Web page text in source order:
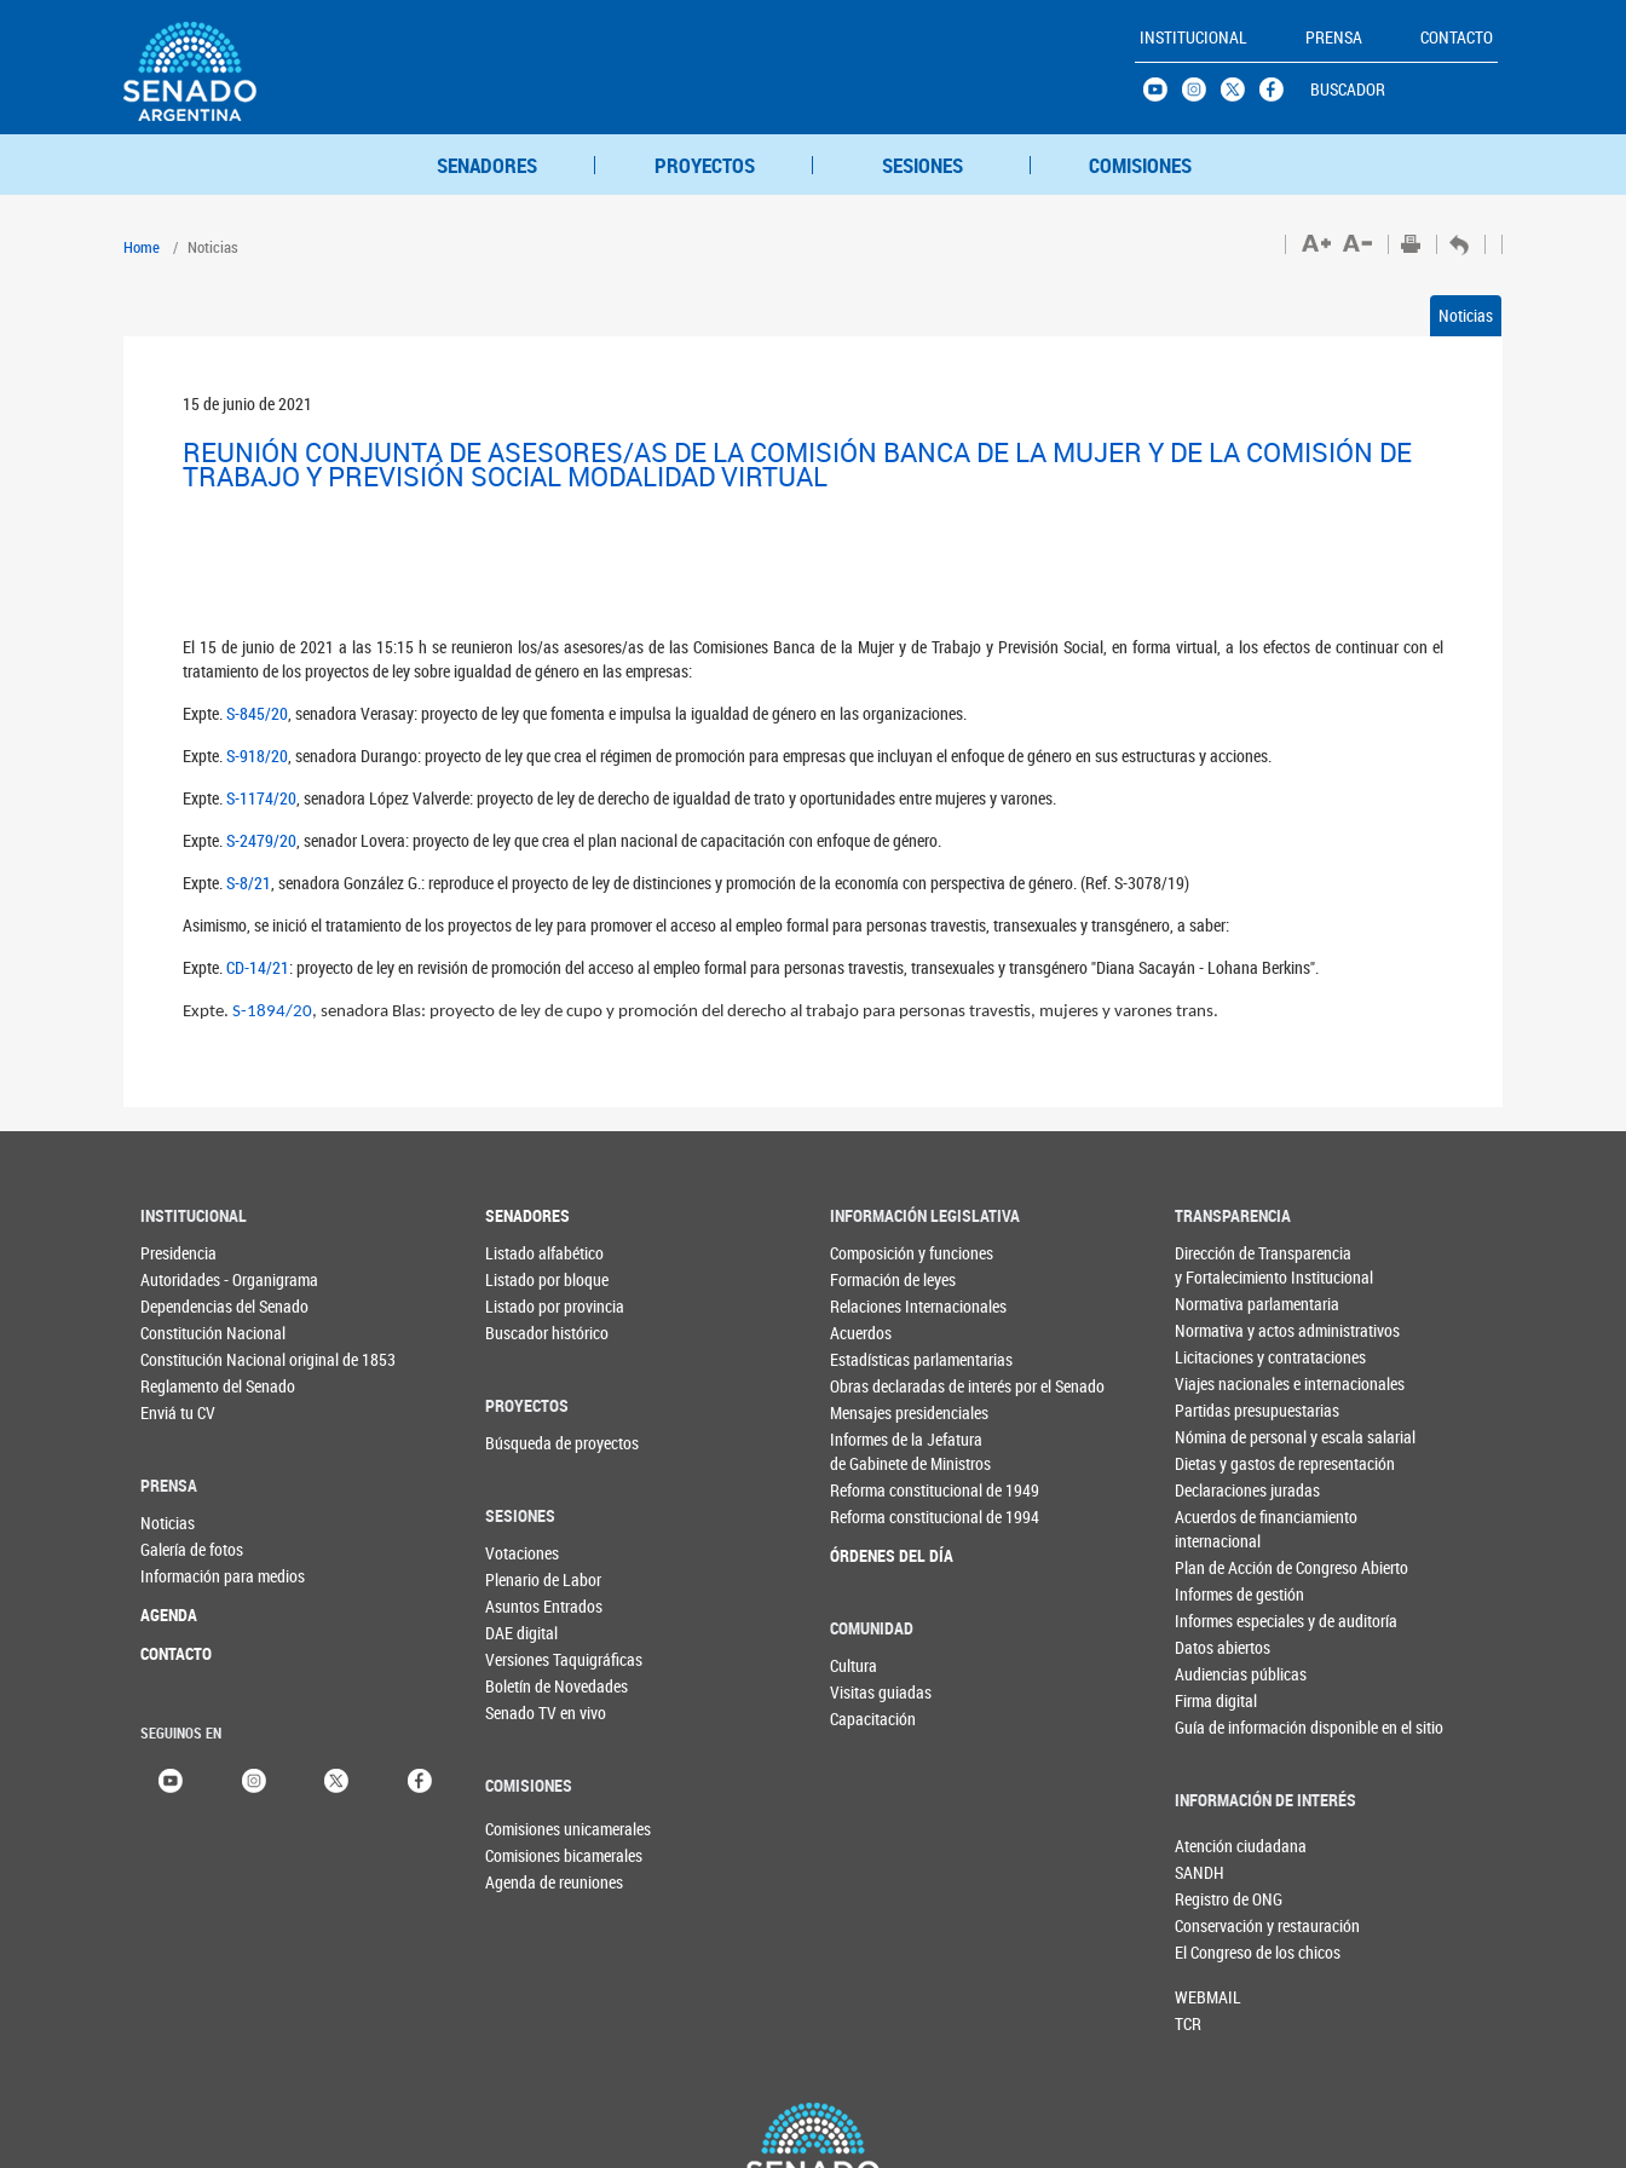
INSTITUCIONAL PRENSA CONTACTO
BUSCADOR
SENADORES PROYECTOS SESIONES COMISIONES
Home Noticias
Noticias
15 de junio de 2021
REUNIÓN CONJUNTA DE ASESORES/AS DE LA COMISIÓN BANCA DE LA MUJER Y DE LA COMISIÓN DE
TRABAJO Y PREVISIÓN SOCIAL MODALIDAD VIRTUAL
El 15 de junio de 2021 a las 15:15 h se reunieron los/as asesores/as de las Comisiones Banca de la Mujer y de Trabajo y Previsión Social, en forma virtual, a los efectos de continuar con el
tratamiento de los proyectos de ley sobre igualdad de género en las empresas:
Expte. S-845/20, senadora Verasay: proyecto de ley que fomenta e impulsa la igualdad de género en las organizaciones.
Expte. S-918/20, senadora Durango: proyecto de ley que crea el régimen de promoción para empresas que incluyan el enfoque de género en sus estructuras y acciones.
Expte. S-1174/20, senadora López Valverde: proyecto de ley de derecho de igualdad de trato y oportunidades entre mujeres y varones.
Expte. S-2479/20, senador Lovera: proyecto de ley que crea el plan nacional de capacitación con enfoque de género.
Expte. S-8/21 , senadora González G.: reproduce el proyecto de ley de distinciones y promoción de la economía con perspectiva de género. (Ref. S-3078/19)
Asimismo, se inició el tratamiento de los proyectos de ley para promover el acceso al empleo formal para personas travestis, transexuales y transgénero, a saber:
Expte. CD-14/21: proyecto de ley en revisión de promoción del acceso al empleo formal para personas travestis, transexuales y transgénero "Diana Sacayán - Lohana Berkins".
Expte. S-1894/20, senadora Blas: proyecto de ley de cupo y promoción del derecho al trabajo para personas travestis, mujeres y varones trans.
INSTITUCIONAL
Presidencia
Autoridades - Organigrama
Dependencias del Senado
Constitución Nacional
Constitución Nacional original de 1853
Reglamento del Senado
Enviá tu CV
PRENSA
Noticias
Galería de fotos
Información para medios
AGENDA
CONTACTO
SEGUINOS EN
SENADORES
Listado alfabético
Listado por bloque
Listado por provincia
Buscador histórico
PROYECTOS
Búsqueda de proyectos
SESIONES
Votaciones
Plenario de Labor
Asuntos Entrados
DAE digital
Versiones Taquigráficas
Boletín de Novedades
Senado TV en vivo
COMISIONES
Comisiones unicamerales
Comisiones bicamerales
Agenda de reuniones
INFORMACIÓN LEGISLATIVA
Composición y funciones
Formación de leyes
Relaciones Internacionales
Acuerdos
Estadísticas parlamentarias
Obras declaradas de interés por el Senado
Mensajes presidenciales
Informes de la Jefatura
de Gabinete de Ministros
Reforma constitucional de 1949
Reforma constitucional de 1994
ÓRDENES DEL DÍA
COMUNIDAD
Cultura
Visitas guiadas
Capacitación
TRANSPARENCIA
Dirección de Transparencia
y Fortalecimiento Institucional
Normativa parlamentaria
Normativa y actos administrativos
Licitaciones y contrataciones
Viajes nacionales e internacionales
Partidas presupuestarias
Nómina de personal y escala salarial
Dietas y gastos de representación
Declaraciones juradas
Acuerdos de financiamiento
internacional
Plan de Acción de Congreso Abierto
Informes de gestión
Informes especiales y de auditoría
Datos abiertos
Audiencias públicas
Firma digital
Guía de información disponible en el sitio
INFORMACIÓN DE INTERÉS
Atención ciudadana
SANDH
Registro de ONG
Conservación y restauración
El Congreso de los chicos
WEBMAIL
TCR